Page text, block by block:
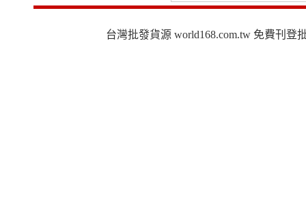
台灣批發貨源 world168.com.tw 免費刊登